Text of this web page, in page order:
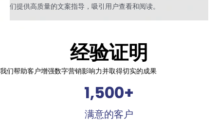
们提供高质量的文案指导，吸引用户查看和阅读。
经验证明
我们帮助客户增强数字营销影响力并取得切实的成果
1,500+
满意的客户